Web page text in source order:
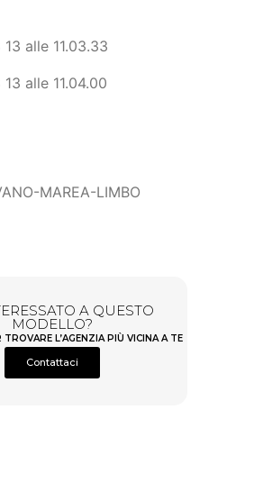
A QUESTO
MODELLO?
TROVARE L’AGENZIA PIÙ VICINA A TE
Contattaci